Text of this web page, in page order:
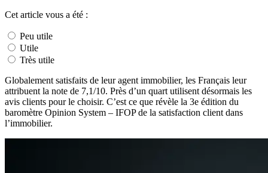
Cet article vous a été :
Peu utile
Utile
Très utile
Globalement satisfaits de leur agent immobilier, les Français leur
attribuent la note de 7,1/10. Près d’un quart utilisent désormais les
avis clients pour le choisir. C’est ce que révèle la 3e édition du
baromètre Opinion System – IFOP de la satisfaction client dans
l’immobilier.